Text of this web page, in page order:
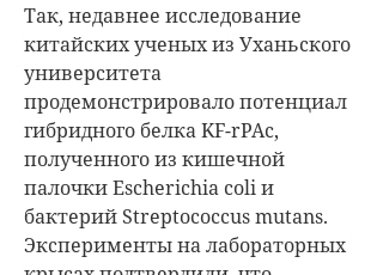
Так, недавнее исследование
китайских ученых из Уханьского
университета
продемонстрировало потенциал
гибридного белка KF-rPAc,
полученного из кишечной
палочки Escherichia coli и
бактерий Streptococcus mutans.
Эксперименты на лабораторных